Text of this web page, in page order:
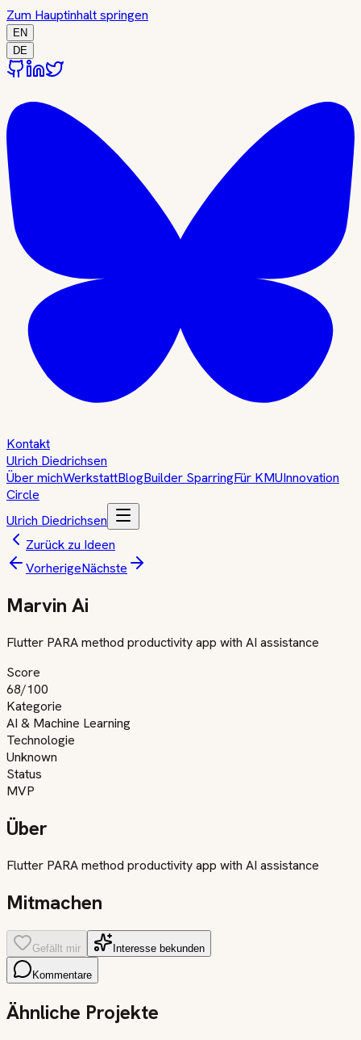
Zum Hauptinhalt springen
EN
DE
Kontakt
Ulrich Diedrichsen
Über michWerkstattBlogBuilder SparringFür KMUInnovation
Circle
Ulrich Diedrichsen
Zurück zu Ideen
VorherigeNächste
Marvin Ai
Flutter PARA method productivity app with AI assistance
Score
68/100
Kategorie
AI & Machine Learning
Technologie
Unknown
Status
MVP
Über
Flutter PARA method productivity app with AI assistance
Mitmachen
Gefällt mir Interesse bekunden
Kommentare
Ähnliche Projekte